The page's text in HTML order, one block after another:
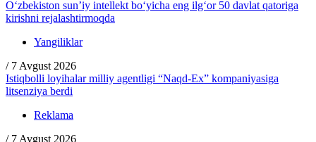
O‘zbekiston sun’iy intellekt bo‘yicha eng ilg‘or 50 davlat qatoriga
kirishni rejalashtirmoqda
Yangiliklar
/ 7 Avgust 2026
Istiqbolli loyihalar milliy agentligi “Naqd-Ex” kompaniyasiga
litsenziya berdi
Reklama
/ 7 Avgust 2026